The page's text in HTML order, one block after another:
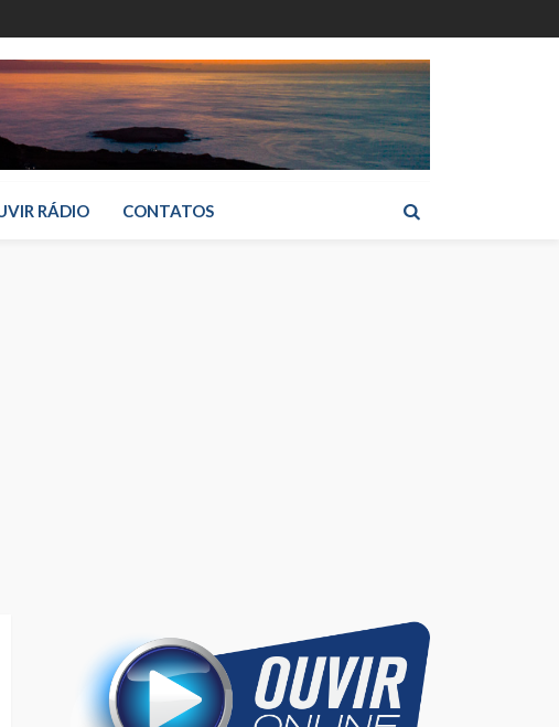
RÁDIO CONTATOS